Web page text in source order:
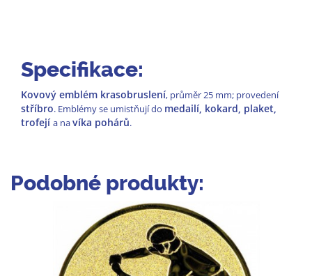
Specifikace:
Kovový emblém krasobruslení, průměr 25 mm; provedení
stříbro. Emblémy se umistňují do medailí, kokard, plaket,
trofejía navíka pohárů.
Podobné produkty: